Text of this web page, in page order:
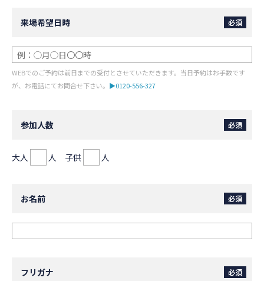
来場希望日時 必須
WEBでのご予約は前日までの受付とさせていただきます。当日予約はお手数です
が、お電話にてお問合せ下さい。 ▶0120-556-327
参加人数 必須
大人 人 子供 人
お名前 必須
フリガナ 必須